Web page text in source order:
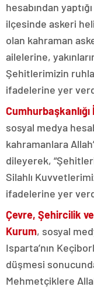
hesabından
ilçesinde askeri
olan kahraman
ailelerine,
Şehitlerimizin
ifadelerine yer
sosyal medya
kahramanlara
dileyerek,
Silahlı
ifadelerine yer
Çevre, Şehircilik
Kurum, sosyal
Isparta’nın
düşmesi
Mehmetçiklere